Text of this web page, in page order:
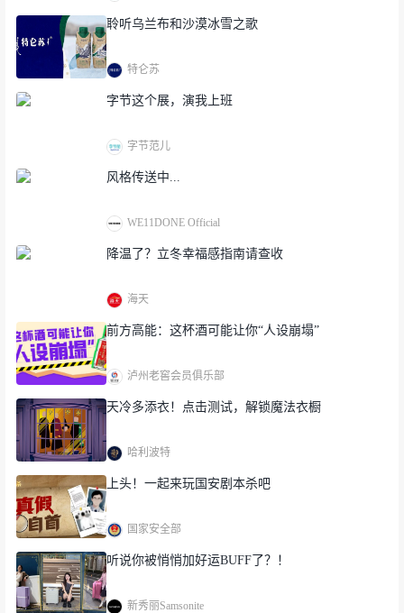
聆听乌兰布和沙漠冰雪之歌
特仑苏
字节这个展，演我上班
字节范儿
风格传送中...
WE11DONE Official
降温了？立冬幸福感指南请查收
海天
前方高能：这杯酒可能让你“人设崩塌”
泸州老窖会员俱乐部
天冷多添衣！点击测试，解锁魔法衣橱
哈利波特
上头！一起来玩国安剧本杀吧
国家安全部
听说你被悄悄加好运BUFF了？！
新秀丽Samsonite